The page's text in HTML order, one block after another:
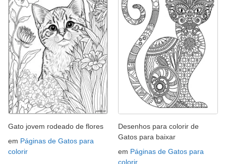
Gato jovem rodeado de flores
em Páginas de Gatos para
colorir
Desenhos para colorir de
Gatos para baixar
em Páginas de Gatos para
colorir